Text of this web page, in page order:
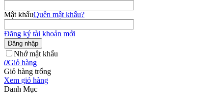
Mật khẩuQuên mật khẩu?
Đăng ký tài khoản mới
Đăng nhập
Nhớ mật khẩu
0Giỏ hàng
Giỏ hàng trống
Xem giỏ hàng
Danh Mục